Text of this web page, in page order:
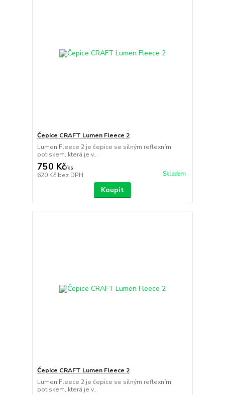
Čepice CRAFT Lumen Fleece 2
Lumen Fleece 2 je čepice se silným reflexním
potiskem, která je v...
750 Kč/ks
620 Kč bez DPH Skladem
Koupit
Čepice CRAFT Lumen Fleece 2
Lumen Fleece 2 je čepice se silným reflexním
potiskem, která je v...